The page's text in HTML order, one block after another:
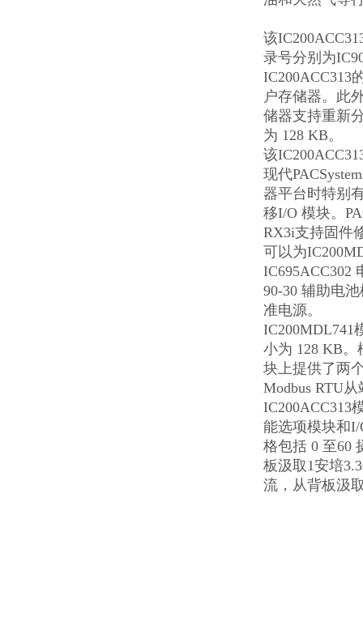
该
录号分别为
IC200ACC313
户存储器。此
储器支持重新
为 128 KB。
该
现代
器平台时特别
移I/O 模块。
RX3i支持固件
可以为
IC695ACC302
90-30 辅助电
准电源。
IC200MDL741
小为 128 KB。
块上提供了两
Modbus RTU
IC200ACC313
能选项模块和
格包括 0 至60
板汲取1安培
流，从背板汲